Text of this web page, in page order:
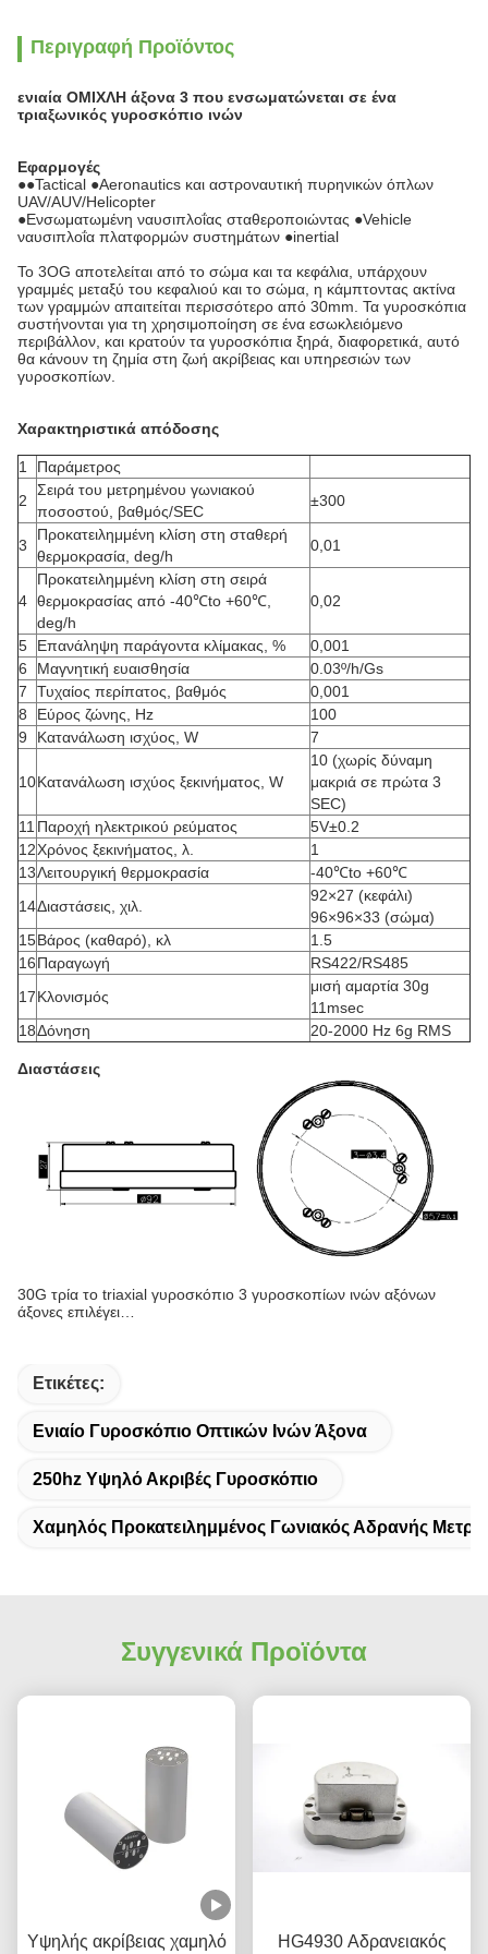
Περιγραφή Προϊόντος
ενιαία ΟΜΙΧΛΗ άξονα 3 που ενσωματώνεται σε ένα
τριαξωνικός γυροσκόπιο ινών
Εφαρμογές
●●Tactical ●Aeronautics και αστροναυτική πυρηνικών όπλων
UAV/AUV/Helicopter
●Ενσωματωμένη ναυσιπλοΐας σταθεροποιώντας ●Vehicle
ναυσιπλοΐα πλατφορμών συστημάτων ●inertial
Το 3OG αποτελείται από το σώμα και τα κεφάλια, υπάρχουν
γραμμές μεταξύ του κεφαλιού και το σώμα, η κάμπτοντας ακτίνα
των γραμμών απαιτείται περισσότερο από 30mm. Τα γυροσκόπια
συστήνονται για τη χρησιμοποίηση σε ένα εσωκλειόμενο
περιβάλλον, και κρατούν τα γυροσκόπια ξηρά, διαφορετικά, αυτό
θα κάνουν τη ζημία στη ζωή ακρίβειας και υπηρεσιών των
γυροσκοπίων.
Χαρακτηριστικά απόδοσης
1
Παράμετρος
2
Σειρά του μετρημένου γωνιακού
ποσοστού, βαθμός/SEC
±300
3
Προκατειλημμένη κλίση στη σταθερή
θερμοκρασία, deg/h
0,01
4
Προκατειλημμένη κλίση στη σειρά
θερμοκρασίας από -40℃to +60℃,
deg/h
0,02
5 Επανάληψη παράγοντα κλίμακας, %
0,001
6
Μαγνητική ευαισθησία
0.03º/h/Gs
7
Τυχαίος περίπατος, βαθμός
0,001
8
Εύρος ζώνης, Hz
100
9
Κατανάλωση ισχύος, W 7
10Κατανάλωση ισχύος ξεκινήματος, W
10 (χωρίς δύναμη
μακριά σε πρώτα 3
SEC)
11 Παροχή ηλεκτρικού ρεύματος
5V±0.2
12Χρόνος ξεκινήματος, λ.
1
13Λειτουργική θερμοκρασία
-40℃to +60℃
14Διαστάσεις, χιλ.
92×27 (κεφάλι)
96×96×33 (σώμα)
15Βάρος (καθαρό), κλ
1.5
16Παραγωγή
RS422/RS485
17Κλονισμός
μισή αμαρτία 30g
11msec
18Δόνηση 20-2000 Hz 6g RMS
Διαστάσεις
30G τρία το triaxial γυροσκόπιο 3 γυροσκοπίων ινών αξόνων
άξονες επιλέγει…
Ετικέτες:
Ενιαίο Γυροσκόπιο Οπτικών Ινών Άξονα
250hz Υψηλό Ακριβές Γυροσκόπιο
Χαμηλός Προκατειλημμένος Γωνιακός Αδρανής
Συγγενικά Προϊόντα
Υψηλής ακρίβειας χαμηλό
HG4930 Αδρανειακός